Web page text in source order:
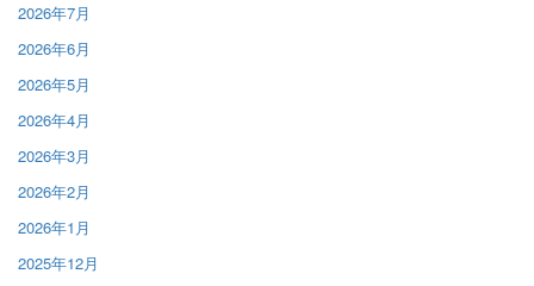
2026年7月
2026年6月
2026年5月
2026年4月
2026年3月
2026年2月
2026年1月
2025年12月